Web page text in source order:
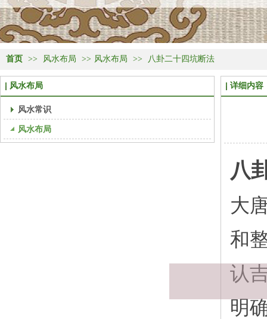
首页 >> 风水布局 >> 风水布局 >> 八卦二十四坑断法
风水布局
风水常识
风水布局
详细内容
八
大
和
认
明